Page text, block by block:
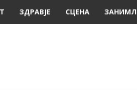
ЗДРАВЈЕ СЦЕНА